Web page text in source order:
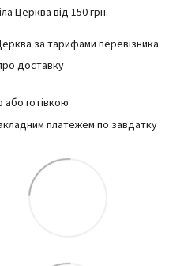
Церква від 150 грн.
за тарифами перевізника.
доставку
готівкою
платежем по завдатку